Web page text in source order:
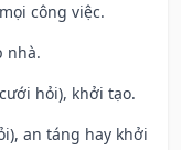
công việc.
nhà.
hỏi), khởi tạo.
an táng hay khởi